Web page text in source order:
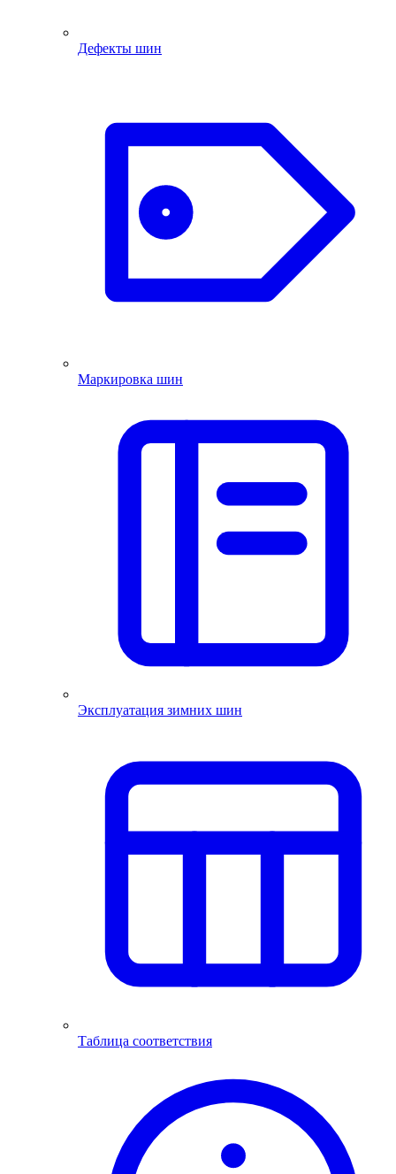
Дефекты шин
Маркировка шин
Эксплуатация зимних шин
Таблица соответствия